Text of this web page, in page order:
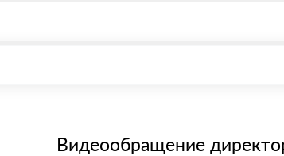
через системы электронных платежей.
банковским картам
материала после проверки качества и
Видеообращение